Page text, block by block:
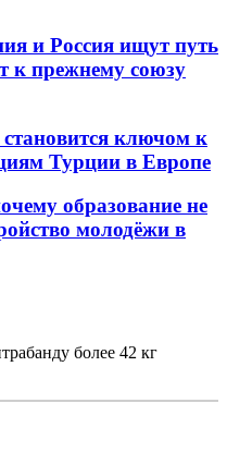
и Россия ищут путь
к прежнему союзу
ключом к
Турции в Европе
образование не
молодёжи в
более 42 кг